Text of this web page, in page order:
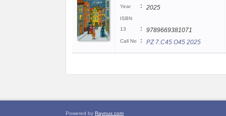
Year : 2025
ISBN
13
: 9789669381071
Call No : PZ 7.С45 O45 2025
Powered by Raynux.com